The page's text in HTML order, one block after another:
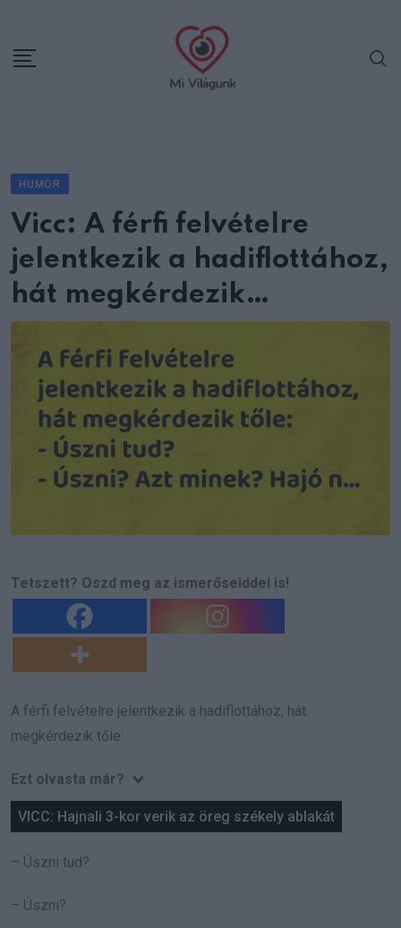
content
HUMOR
Vicc: A férfi felvételre
jelentkezik a hadiflottához,
hát megkérdezik…
Tetszett? Oszd meg az ismerőseiddel is!
A férfi felvételre jelentkezik a hadiflottához, hát
megkérdezik tőle:
Ezt olvasta már?
VICC: Hajnali 3-kor verik az öreg székely ablakát
– Úszni tud?
– Úszni?